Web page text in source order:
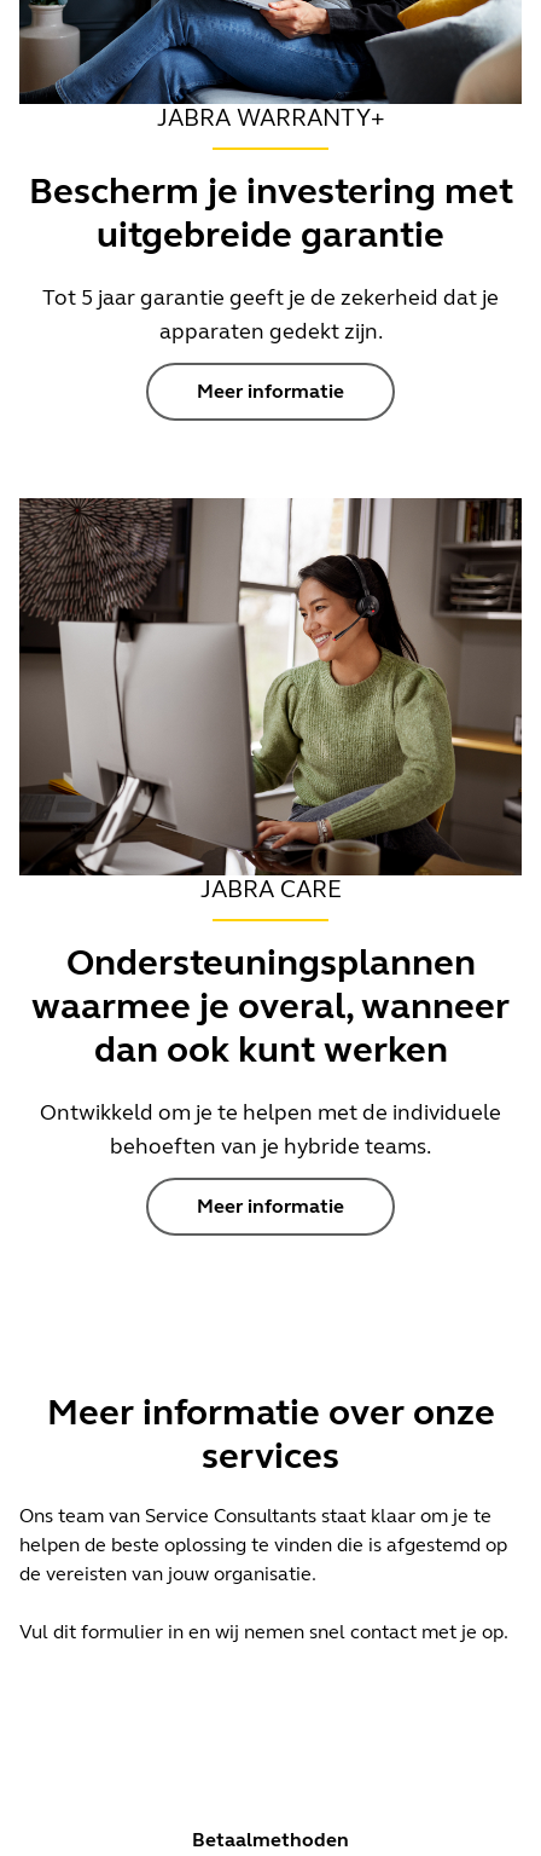
JABRA WARRANTY+
Bescherm je investering met
uitgebreide garantie
Tot 5 jaar garantie geeft je de zekerheid dat je
apparaten gedekt zijn.
Meer informatie
JABRA CARE
Ondersteuningsplannen
waarmee je overal, wanneer
dan ook kunt werken
Ontwikkeld om je te helpen met de individuele
behoeften van je hybride teams.
Meer informatie
Meer informatie over onze
services
Ons team van Service Consultants staat klaar om je te
helpen de beste oplossing te vinden die is afgestemd op
de vereisten van jouw organisatie.
Vul dit formulier in en wij nemen snel contact met je op.
Betaalmethoden